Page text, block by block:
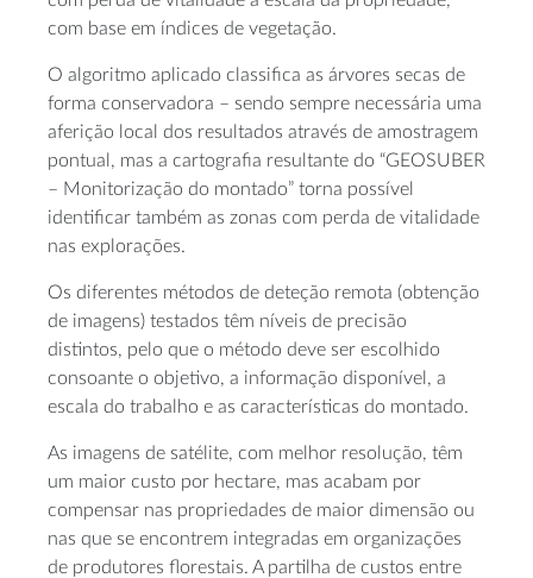
com base em índices de vegetação.
O algoritmo aplicado classifica as árvores secas de
forma conservadora – sendo sempre necessária uma
aferição local dos resultados através de amostragem
pontual, mas a cartografia resultante do “GEOSUBER
– Monitorização do montado” torna possível
identificar também as zonas com perda de vitalidade
nas explorações.
Os diferentes métodos de deteção remota (obtenção
de imagens) testados têm níveis de precisão
distintos, pelo que o método deve ser escolhido
consoante o objetivo, a informação disponível, a
escala do trabalho e as características do montado.
As imagens de satélite, com melhor resolução, têm
um maior custo por hectare, mas acabam por
compensar nas propriedades de maior dimensão ou
nas que se encontrem integradas em organizações
de produtores florestais. A partilha de custos entre